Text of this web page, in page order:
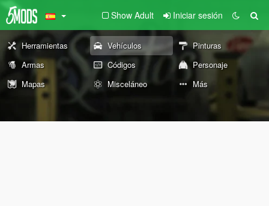
Show Adult Iniciar sesión
Herramientas Vehículos
Pinturas
Armas
Códigos
Personaje
Mapas
Misceláneo Más